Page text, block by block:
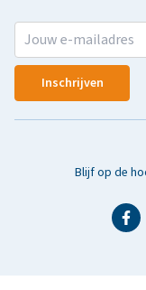
Inschrijven
Blijf op de